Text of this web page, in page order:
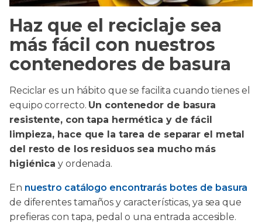
Haz que el reciclaje sea
más fácil con nuestros
contenedores de basura
Reciclar es un hábito que se facilita cuando tienes el
equipo correcto. Un contenedor de basura
resistente, con tapa hermética y de fácil
limpieza, hace que la tarea de separar el metal
del resto de los residuos sea mucho más
higiénica y ordenada.
En nuestro catálogo encontrarás botes de basura
de diferentes tamaños y características, ya sea que
prefieras con tapa, pedal o una entrada accesible.